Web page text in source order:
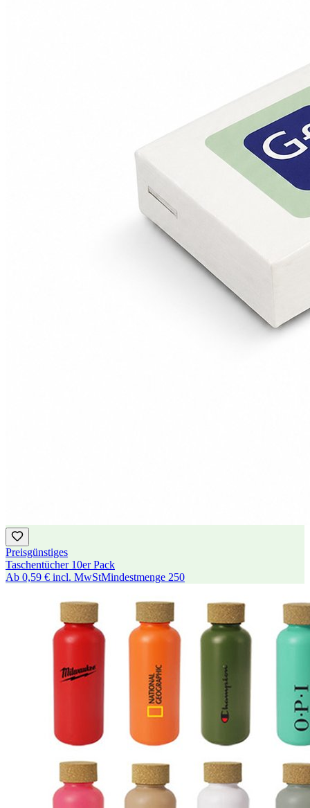
Preisgünstiges
Taschentücher 10er Pack
Ab 0,59 € incl. MwStMindestmenge 250